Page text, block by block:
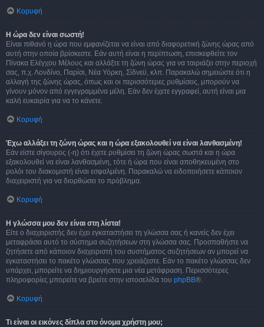
Κορυφή
Η ώρα δεν είναι σωστή!
Είναι πιθανό η ώρα που εμφανίζεται να είναι από διαφορετική ζώνης ώρας από
αυτή στην οποία βρίσκεστε. Εάν αυτή είναι η περίπτωση, επισκεφθείτε τον
Πίνακα Ελέγχου Μέλους και αλλάξτε τη ζώνη ώρας για να ταιριάζει στην περιοχή
σας, π.χ. Λονδίνο, Παρίσι, Νέα Υόρκη, Σίδνεϋ, κλπ. Παρακαλώ σημειώστε ότι η
αλλαγή της ζώνης ώρας, όπως και οι περισσότερες ρυθμίσεις, μπορούν να
γίνουν μόνον από εγγεγραμμένα μέλη. Εάν δεν έχετε εγγραφεί, αυτή είναι μια
καλή ευκαιρία για να το κάνετε.
Κορυφή
Έχω αλλάξει τη ζώνη ώρας και η ώρα εξακολουθεί να είναι λανθασμένη!
Εάν είστε σίγουρος (-η) ότι έχετε ρυθμίσει τη ζώνη ώρας σωστά και η ώρα
εξακολουθεί να είναι λανθασμένη, τότε ή ώρα που είναι αποθηκευμένη στο
ρολόι του διακομιστή είναι εσφαλμένη. Παρακαλώ να ειδοποιήσετε κάποιον
διαχειριστή για να διορθώσει το πρόβλημα.
Κορυφή
Η γλώσσα μου δεν είναι στη λίστα!
Είτε ο διαχειριστής δεν έχει εγκαταστήσει τη γλώσσα σας ή κανείς δεν έχει
μεταφράσει αυτό το σύστημα συζητήσεων στη γλώσσα σας. Προσπαθήστε να
ζητήσετε από κάποιον διαχειριστή του συστήματος συζητήσεων αν μπορεί να
εγκαταστήσει το πακέτο γλώσσας που χρειάζεστε. Εάν το πακέτο γλώσσας δεν
υπάρχει, μπορείτε να δημιουργήσετε μια νέα μετάφραση. Περισσότερες
πληροφορίες μπορείτε να βρείτε στην ιστοσελίδα του phpBB®.
Κορυφή
Τι είναι οι εικόνες δίπλα στο όνομα χρήστη μου;